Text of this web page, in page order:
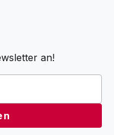
an!